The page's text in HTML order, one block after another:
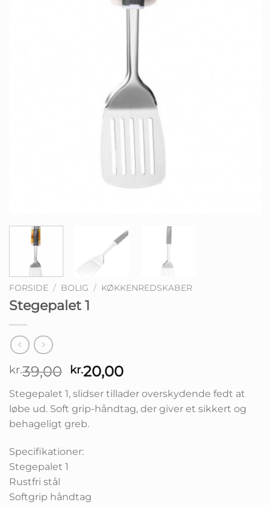
FORSIDE / BOLIG / KØKKENREDSKABER
Stegepalet 1
kr.39,00 Den
oprindelige
pris
var:
kr.39,00.
kr.20,00Den
aktuelle
pris
er:
Stegepalet 1, slidser tillader overskydende fedt at
løbe ud. Soft grip-håndtag, der giver et sikkert og
behageligt greb.
Specifikationer:
Stegepalet 1
Rustfri stål
Softgrip håndtag